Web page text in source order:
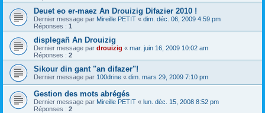
Deuet eo er-maez An Drouizig Difazier 2010 !
Dernier message par Mireille PETIT « dim. déc. 06, 2009 4:59 pm
Réponses : 1
displegañ An Drouizig
Dernier message par drouizig « mar. juin 16, 2009 10:02 am
Réponses : 2
Sikour din gant "an difazer"!
Dernier message par 100drine « dim. mars 29, 2009 7:10 pm
Gestion des mots abrégés
Dernier message par Mireille PETIT « lun. déc. 15, 2008 8:52 pm
Réponses : 2